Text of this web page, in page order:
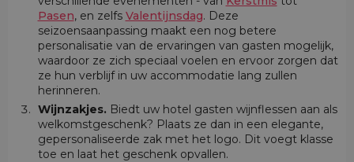
Pasen, en zelfs Valentijnsdag. Deze
seizoensaanpassing maakt een nog betere
personalisatie van de ervaringen van gasten mogelijk,
waardoor ze zich speciaal voelen en ervoor zorgen dat
ze hun verblijf in uw accommodatie lang zullen
herinneren.
Wijnzakjes. Biedt uw hotel gasten wijnflessen aan als
welkomstgeschenk? Plaats ze dan in een elegante,
gepersonaliseerde zak met het logo. Dit voegt klasse
toe en laat het geschenk opvallen.